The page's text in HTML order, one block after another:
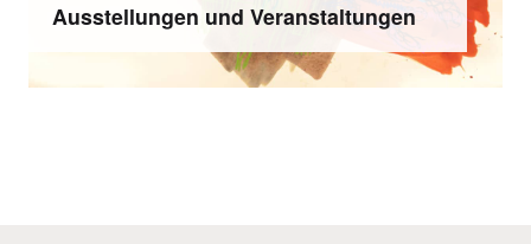
Ausstellungen und Veranstaltungen